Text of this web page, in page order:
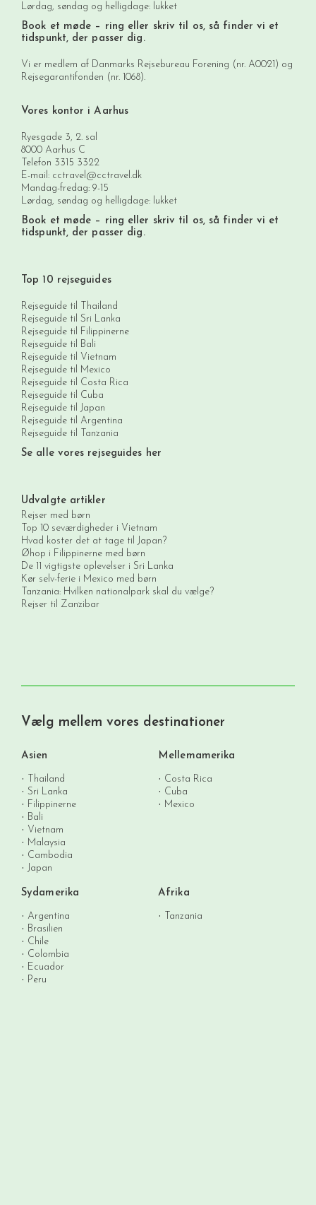
Lørdag, søndag og helligdage: lukket
Book et møde – ring eller skriv til os, så finder vi et
tidspunkt, der passer dig.
Vi er medlem af Danmarks Rejsebureau Forening (nr. A0021) og
Rejsegarantifonden (nr. 1068).
Vores kontor i Aarhus
Ryesgade 3, 2. sal
8000 Aarhus C
Telefon 3315 3322
E-mail: cctravel@cctravel.dk
Mandag-fredag: 9-15
Lørdag, søndag og helligdage: lukket
Book et møde – ring eller skriv til os, så finder vi et
tidspunkt, der passer dig.
Top 10 rejseguides
Rejseguide til Thailand
Rejseguide til Sri Lanka
Rejseguide til Filippinerne
Rejseguide til Bali
Rejseguide til Vietnam
Rejseguide til Mexico
Rejseguide til Costa Rica
Rejseguide til Cuba
Rejseguide til Japan
Rejseguide til Argentina
Rejseguide til Tanzania
Se alle vores rejseguides her
Udvalgte artikler
Rejser med børn
Top 10 seværdigheder i Vietnam
Hvad koster det at tage til Japan?
Øhop i Filippinerne med børn
De 11 vigtigste oplevelser i Sri Lanka
Kør selv-ferie i Mexico med børn
Tanzania: Hvilken nationalpark skal du vælge?
Rejser til Zanzibar
Vælg mellem vores destinationer
Asien
Thailand
Sri Lanka
Filippinerne
Bali
Vietnam
Malaysia
Cambodia
Japan
Mellemamerika
Costa Rica
Cuba
Mexico
Sydamerika
Argentina
Brasilien
Chile
Colombia
Ecuador
Peru
Afrika
Tanzania